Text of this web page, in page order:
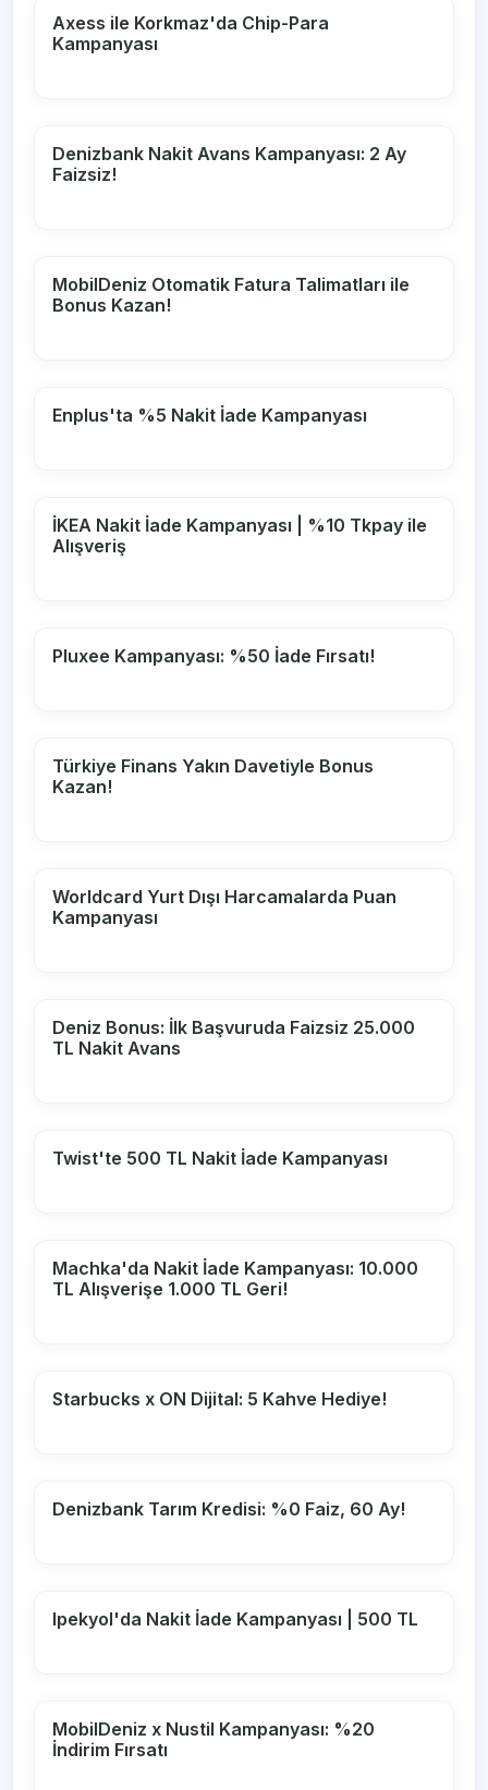
Axess ile Korkmaz'da Chip-Para
Kampanyası
Denizbank Nakit Avans Kampanyası: 2 Ay
Faizsiz!
MobilDeniz Otomatik Fatura Talimatları ile
Bonus Kazan!
Enplus'ta %5 Nakit İade Kampanyası
İKEA Nakit İade Kampanyası | %10 Tkpay ile
Alışveriş
Pluxee Kampanyası: %50 İade Fırsatı!
Türkiye Finans Yakın Davetiyle Bonus
Kazan!
Worldcard Yurt Dışı Harcamalarda Puan
Kampanyası
Deniz Bonus: İlk Başvuruda Faizsiz 25.000
TL Nakit Avans
Twist'te 500 TL Nakit İade Kampanyası
Machka'da Nakit İade Kampanyası: 10.000
TL Alışverişe 1.000 TL Geri!
Starbucks x ON Dijital: 5 Kahve Hediye!
Denizbank Tarım Kredisi: %0 Faiz, 60 Ay!
Ipekyol'da Nakit İade Kampanyası | 500 TL
MobilDeniz x Nustil Kampanyası: %20
İndirim Fırsatı